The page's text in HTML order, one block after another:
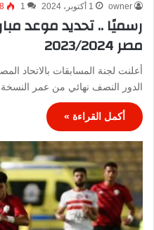
owner 1 أكتوبر، 2024 1
رسميًا .. تحديد موعد
مصر 2023/2024
أعلنت لجنة المسابقات بالاتحاد
الدور النصف نهائي من عمر
أكمل القراءة »